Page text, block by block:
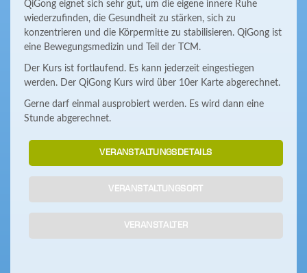
QiGong eignet sich sehr gut, um die eigene innere Ruhe
wiederzufinden, die Gesundheit zu stärken, sich zu
konzentrieren und die Körpermitte zu stabilisieren. QiGong ist
eine Bewegungsmedizin und Teil der TCM.
Der Kurs ist fortlaufend. Es kann jederzeit eingestiegen
werden. Der QiGong Kurs wird über 10er Karte abgerechnet.
Gerne darf einmal ausprobiert werden. Es wird dann eine
Stunde abgerechnet.
VERANSTALTUNGSDETAILS
VERANSTALTUNGSORT
VERANSTALTER